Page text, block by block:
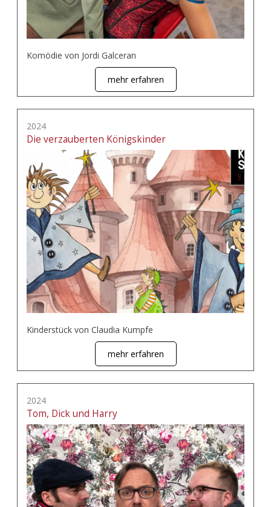
Komödie von Jordi Galceran
mehr erfahren
2024
Die verzauberten Königskinder
Kinderstück von Claudia Kumpfe
mehr erfahren
2024
Tom, Dick und Harry